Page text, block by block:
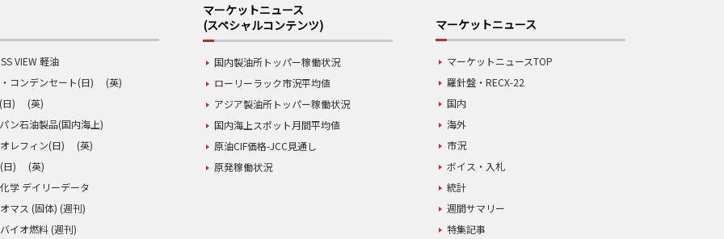
VIEW 軽油
コンデンセート(日)
(英)
日)
(英)
ン石油製品(国内海上)
レフィン(日)
(英)
日)
(英)
学 デイリーデータ
マス (固体) (週刊)
イオ燃料 (週刊)
マーケットニュース
(スペシャルコンテンツ)
国内製油所トッパー稼働状況
ローリーラック市況平均値
アジア製油所トッパー稼働状況
国内海上スポット月間平均値
原油CIF価格-JCC見通し
原発稼働状況
マーケットニュース
マーケットニュースTOP
羅針盤・RECX-22
国内
海外
市況
ボイス・入札
統計
週間サマリー
特集記事